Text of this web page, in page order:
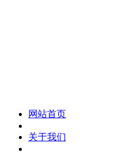
网站首页
关于我们